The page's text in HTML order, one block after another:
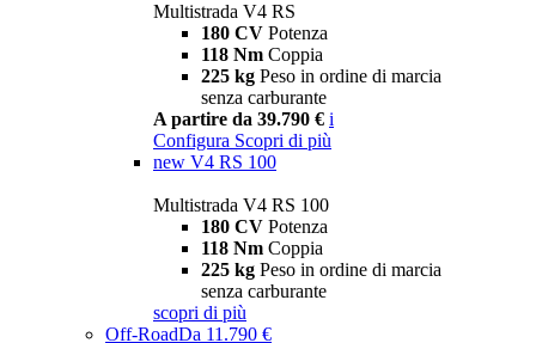
Multistrada V4 RS
180 CV Potenza
118 Nm Coppia
225 kg Peso in ordine di marcia
senza carburante
A partire da 39.790 € i
Configura Scopri di più
new V4 RS 100
Multistrada V4 RS 100
180 CV Potenza
118 Nm Coppia
225 kg Peso in ordine di marcia
senza carburante
scopri di più
Off-RoadDa 11.790 €